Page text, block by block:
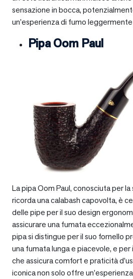
sensazione in bocca,
un’esperienza di fumo
Pipa Oom Paul
La pipa Oom Paul, conosciuta per
ricorda una calabash capovolta, è
delle pipe per il suo design
assicurare una fumata
pipa si distingue per il suo fornello
una fumata lunga e piacevole, e per
che assicura comfort e praticità
iconica non solo offre